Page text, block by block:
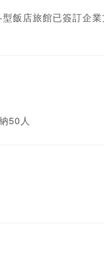
飯店旅館已簽訂企
50人